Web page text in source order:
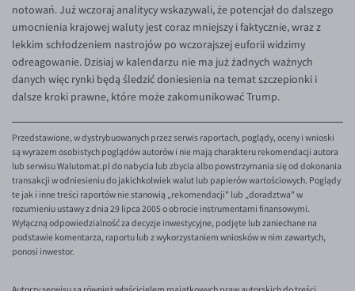
GBP/CHF
notowań. Już wczoraj analitycy wskazywali, że potencjał do dalszego
umocnienia krajowej waluty jest coraz mniejszy i faktycznie, wraz z
lekkim schłodzeniem nastrojów po wczorajszej euforii widzimy
odreagowanie. Dzisiaj w kalendarzu nie ma już żadnych ważnych
danych więc rynki będą śledzić doniesienia na temat szczepionki i
dalsze kroki prawne, które może zakomunikować Trump.
Przedstawione, w dystrybuowanych przez serwis raportach, poglądy, oceny i wnioski
są wyrazem osobistych poglądów autorów i nie mają charakteru rekomendacji autora
lub serwisu Walutomat.pl do nabycia lub zbycia albo powstrzymania się od dokonania
transakcji w odniesieniu do jakichkolwiek walut lub papierów wartościowych. Poglądy
te jak i inne treści raportów nie stanowią „rekomendacji" lub „doradztwa" w
rozumieniu ustawy z dnia 29 lipca 2005 o obrocie instrumentami finansowymi.
Wyłączną odpowiedzialność za decyzje inwestycyjne, podjęte lub zaniechane na
podstawie komentarza, raportu lub z wykorzystaniem wniosków w nim zawartych,
ponosi inwestor.